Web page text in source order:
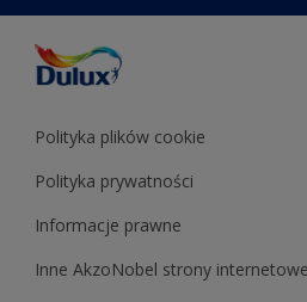
Zgodność kolorów
Znajdź sklep
Podkłady i grunty
Testery farb
Farby do sufitów
Farby uniwersalne
Podkłady i grunty
Polityka plików cookie
Polityka prywatności
Informacje prawne
Inne AkzoNobel strony internetowe